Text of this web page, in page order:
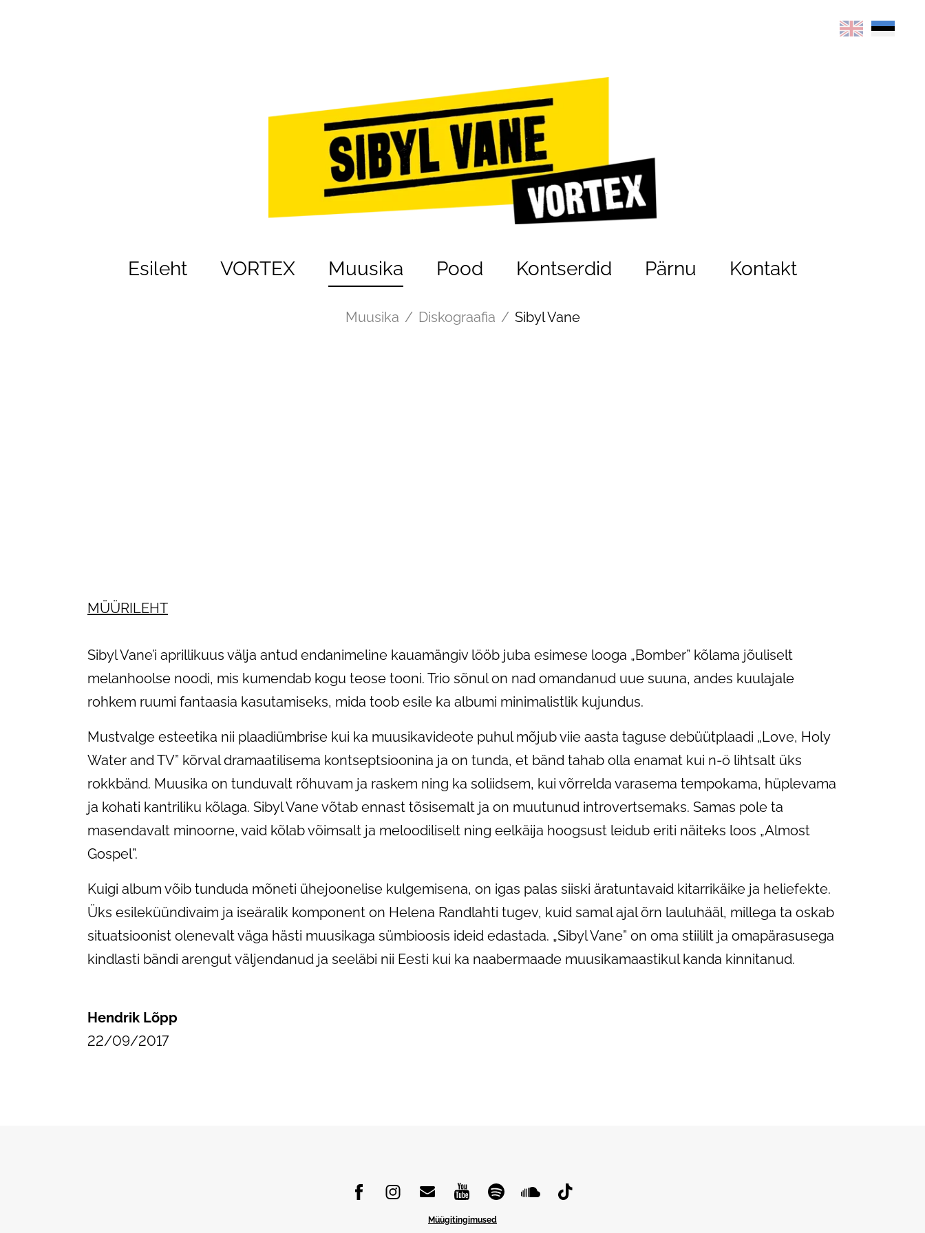
Esileht VORTEX Muusika Pood Kontserdid Pärnu Kontakt
Muusika / Diskograafia / Sibyl Vane
MÜÜRILEHT
Sibyl Vane’i aprillikuus välja antud endanimeline kauamängiv lööb juba esimese looga „Bomber” kõlama jõuliselt
melanhoolse noodi, mis kumendab kogu teose tooni. Trio sõnul on nad omandanud uue suuna, andes kuulajale
rohkem ruumi fantaasia kasutamiseks, mida toob esile ka albumi minimalistlik kujundus.
Mustvalge esteetika nii plaadiümbrise kui ka muusikavideote puhul mõjub viie aasta taguse debüütplaadi „Love, Holy
Water and TV” kõrval dramaatilisema kontseptsioonina ja on tunda, et bänd tahab olla enamat kui n-ö lihtsalt üks
rokkbänd. Muusika on tunduvalt rõhuvam ja raskem ning ka soliidsem, kui võrrelda varasema tempokama, hüplevama
ja kohati kantriliku kõlaga. Sibyl Vane võtab ennast tõsisemalt ja on muutunud introvertsemaks. Samas pole ta
masendavalt minoorne, vaid kõlab võimsalt ja meloodiliselt ning eelkäija hoogsust leidub eriti näiteks loos „Almost
Gospel”.
Kuigi album võib tunduda mõneti ühejoonelise kulgemisena, on igas palas siiski äratuntavaid kitarrikäike ja heliefekte.
Üks esileküündivaim ja iseäralik komponent on Helena Randlahti tugev, kuid samal ajal õrn lauluhääl, millega ta oskab
situatsioonist olenevalt väga hästi muusikaga sümbioosis ideid edastada. „Sibyl Vane” on oma stiililt ja omapärasusega
kindlasti bändi arengut väljendanud ja seeläbi nii Eesti kui ka naabermaade muusikamaastikul kanda kinnitanud.
Hendrik Lõpp
22/09/2017
Müügitingimused